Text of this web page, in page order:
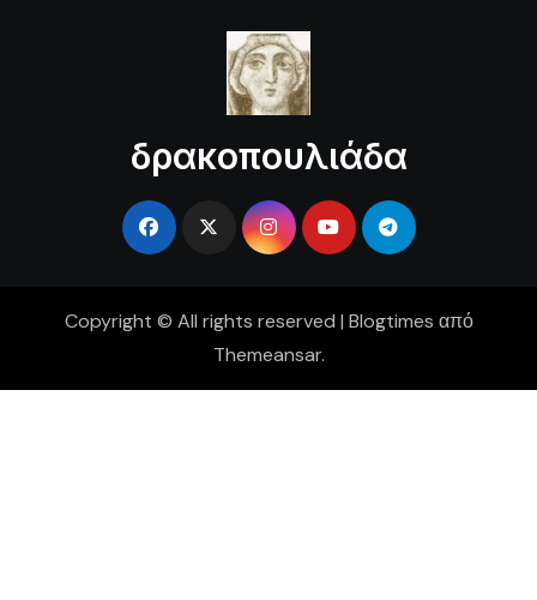
δρακοπουλιάδα
Copyright © All rights reserved | Blogtimes από
Themeansar.